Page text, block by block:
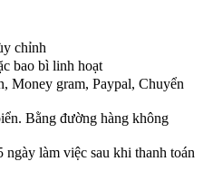
chỉnh
bao bì linh hoạt
Money gram, Paypal, Chuyển
Bằng đường hàng không
ngày làm việc sau khi thanh toán